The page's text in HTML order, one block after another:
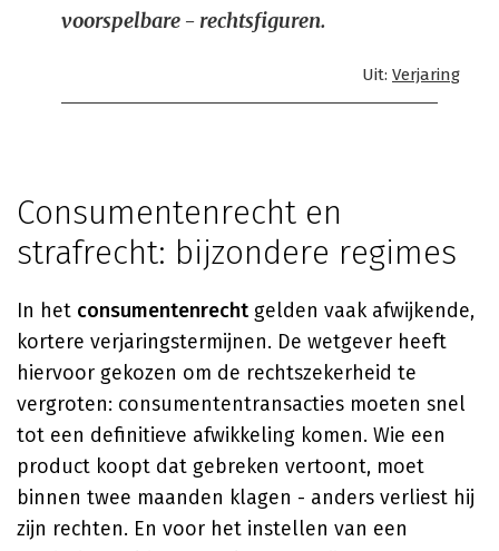
voorspelbare - rechtsfiguren.
Uit: Verjaring
Consumentenrecht en
strafrecht: bijzondere regimes
In het consumentenrecht gelden vaak afwijkende,
kortere verjaringstermijnen. De wetgever heeft
hiervoor gekozen om de rechtszekerheid te
vergroten: consumententransacties moeten snel
tot een definitieve afwikkeling komen. Wie een
product koopt dat gebreken vertoont, moet
binnen twee maanden klagen - anders verliest hij
zijn rechten. En voor het instellen van een